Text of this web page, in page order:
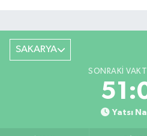
SAKARYA
SONRAKI
Yatsı